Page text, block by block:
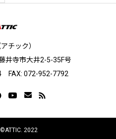
チック）
井寺市大井2-5-35F号
FAX: 072-952-7792
2022